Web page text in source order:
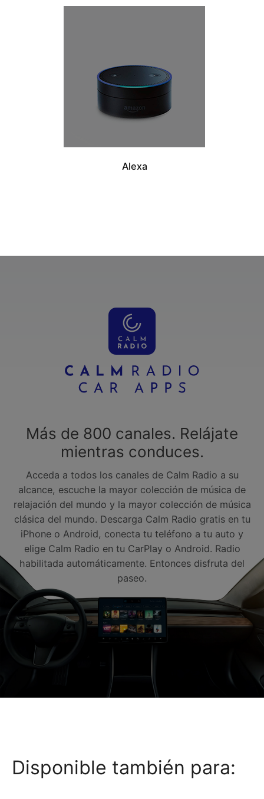
Alexa
Más de 800 canales. Relájate
mientras conduces.
Acceda a todos los canales de Calm Radio a su
alcance, escuche la mayor colección de música de
relajación del mundo y la mayor colección de música
clásica del mundo. Descarga Calm Radio gratis en tu
iPhone o Android, conecta tu teléfono a tu auto y
elige Calm Radio en tu CarPlay o Android. Radio
habilitada automáticamente. Entonces disfruta del
paseo.
Disponible también para: